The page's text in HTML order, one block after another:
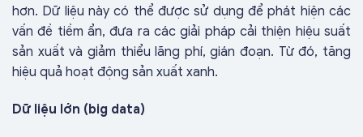
hơn. Dữ liệu này có thể được sử dụng để phát hiện các
vấn đề tiềm ẩn, đưa ra các giải pháp cải thiện hiệu suất
sản xuất và giảm thiểu lãng phí, gián đoạn. Từ đó, tăng
hiệu quả hoạt động sản xuất xanh.
Dữ liệu lớn (big data)